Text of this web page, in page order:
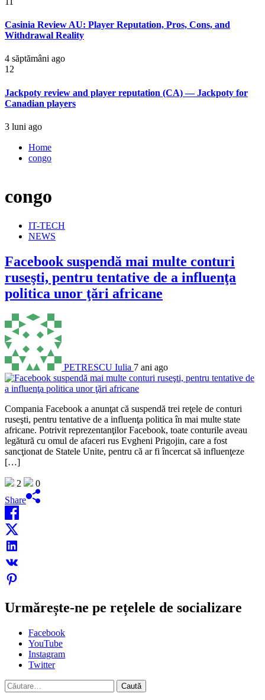
Casinia Review AU: Player Reputation, Pros, Cons, and
Withdrawal Reality
4 săptămâni ago
12
Jackpoty review and player reputation (CA) — Jackpoty for
Canadian players
3 luni ago
Home
congo
congo
IT-TECH
NEWS
Facebook suspendă mai multe conturi
ruseşti, pentru tentative de a influenţa
politica unor ţări africane
PETRESCU Iulia 7 ani ago
Compania Facebook a anunţat că suspendă trei reţele de conturi
ruseşti, pentru tentative de a influenţa politica în mai multe state
africane. Potrivit reprezentanţilor Facebook, toate conturile aveau
legătură cu omul de afaceri rus Evgheni Prigojin, care a fost
sancţionat de Statele Unite, pentru că ar fi încercat să influenţeze
[…]
2
0
Share
Urmărește-ne pe rețelele de socializare
Facebook
YouTube
Instagram
Twitter
Caută
după: